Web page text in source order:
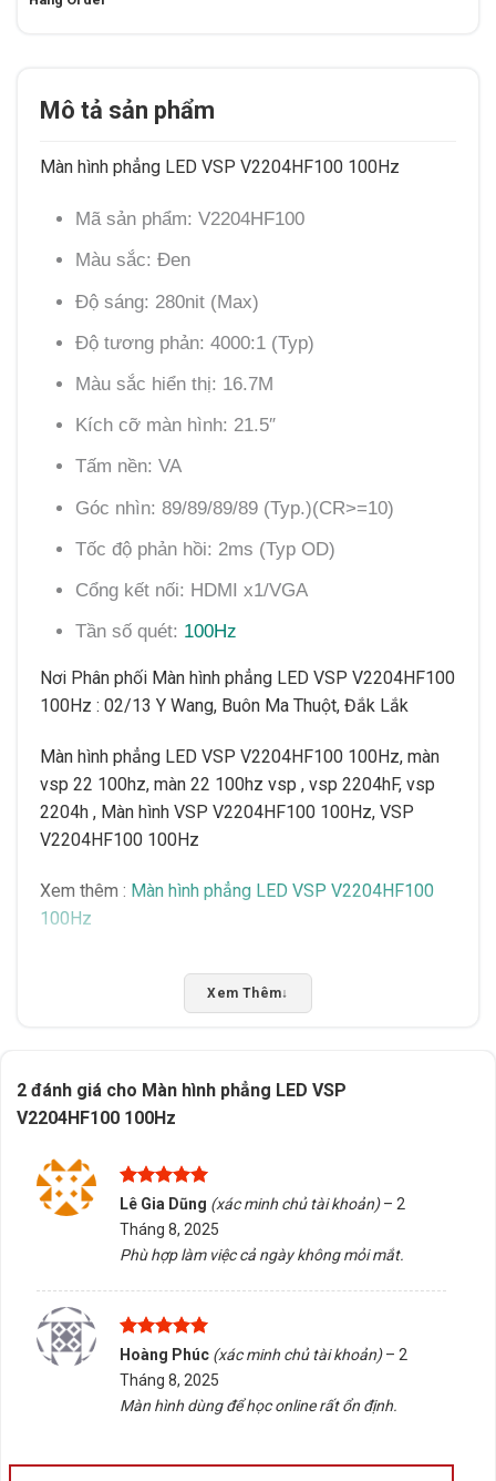
Mô tả sản phẩm
Màn hình phẳng LED VSP V2204HF100 100Hz
Mã sản phẩm: V2204HF100
Màu sắc: Đen
Độ sáng: 280nit (Max)
Độ tương phản: 4000:1 (Typ)
Màu sắc hiển thị: 16.7M
Kích cỡ màn hình: 21.5″
Tấm nền: VA
Góc nhìn: 89/89/89/89 (Typ.)(CR>=10)
Tốc độ phản hồi: 2ms (Typ OD)
Cổng kết nối: HDMI x1/VGA
Tần số quét: 100Hz
Nơi Phân phối Màn hình phẳng LED VSP V2204HF100
100Hz : 02/13 Y Wang, Buôn Ma Thuột, Đắk Lắk
Màn hình phẳng LED VSP V2204HF100 100Hz, màn
vsp 22 100hz, màn 22 100hz vsp , vsp 2204hF, vsp
2204h , Màn hình VSP V2204HF100 100Hz, VSP
V2204HF100 100Hz
Xem thêm : Màn hình phẳng LED VSP V2204HF100
100Hz
Màn hình phẳng LED VSP V2204HF100 100Hz được
cộng đồng đánh giá là mẫu sáng giá cho phân khúc
có giá thành tương đối mềm và dần trở thành sự lựa
chọn hàng đầu của người dùng trong phân khúc bình
sản phẩm Màn hình LED phẳng VSP V2204HF100
100Hz 22 inch
Rate this product
Bấm 5 sao để ủng hộ shop
Thông số kỹ thuật
Xem Thêm↓
2 đánh giá cho Màn hình phẳng LED VSP
V2204HF100 100Hz
Được xếp
hạng
55
sao
Lê Gia Dũng (xác minh chủ tài khoản) – 2
Tháng 8, 2025
Phù hợp làm việc cả ngày không mỏi mắt.
Được xếp
hạng55
sao
Hoàng Phúc (xác minh chủ tài khoản) – 2
Tháng 8, 2025
Màn hình dùng để học online rất ổn định.